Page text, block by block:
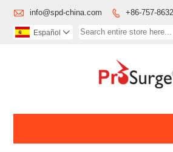
 info@spd-china.com  +86-757-
Español 